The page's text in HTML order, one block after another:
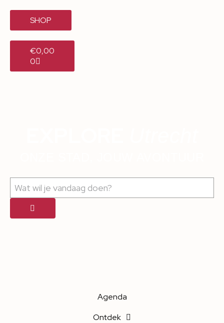
SHOP
€0,00
0
Agenda
Ontdek